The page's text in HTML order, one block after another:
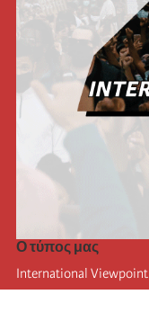
Ο τύπος μας
International Viewpoint